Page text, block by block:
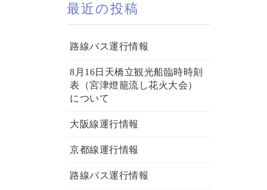
最近の投稿
路線バス運行情報
8月16日天橋立観光船臨時時刻
表（宮津燈籠流し花火大会）
について
大阪線運行情報
京都線運行情報
路線バス運行情報